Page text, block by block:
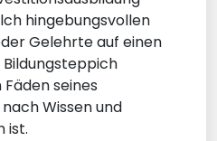
hingebungsvollen
Gelehrte auf einen
seines
Wissen und
ist.